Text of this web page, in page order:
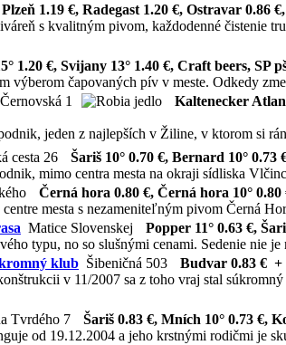
Plzeň 1.19 €, Radegast 1.20 €, Ostravar 0.86
s kvalitným pivom, každodenné čistenie
1.20 €, Svijany 13° 1.40 €, Craft beers, SP
výberom čapovaných pív v meste. Odkedy
Černovská 1
Kaltenecker
jeden z najlepších v Žiline, v ktorom si
cesta 26
Šariš 10° 0.70 €, Bernard 10° 0.73
mimo centra mesta na okraji sídliska
Černá hora 0.80 €, Černá hora 10° 0.80
mesta s nezameniteľným pivom Černá
Matice Slovenskej
Popper 11° 0.63 €,
typu, no so slušnými cenami. Sedenie nie
klub Šibeničná 503
Budvar 0.83 €
v 11/2007 sa z toho vraj stal
Tvrdého 7
Šariš 0.83 €, Mních 10° 0.73 €,
od 19.12.2004 a jeho krstnými rodičmi je